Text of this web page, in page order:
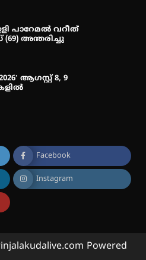
ആതിര എം കെ യുടെ
പൊരുതി
പാറേമൽ വറീത്
അന്തരിച്ചു
ആഗസ്റ്റ് 8, 9
Facebook
Instagram
Powered